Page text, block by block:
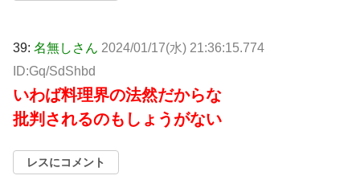
39: 名無しさん 2024/01/17(水) 21:36:15.774
ID:Gq/SdShbd
いわば料理界の法然だからな
批判されるのもしょうがない
レスにコメント